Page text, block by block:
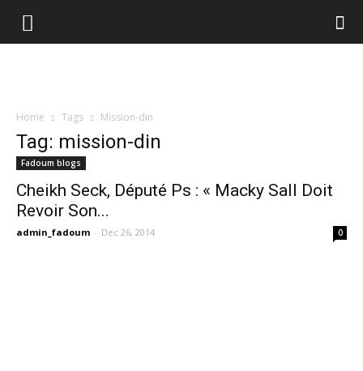
Home Tags Mission-din
Tag: mission-din
Fadoum blogs
Cheikh Seck, Député Ps : « Macky Sall Doit
Revoir Son...
admin_fadoum - Dec 26, 2014 0